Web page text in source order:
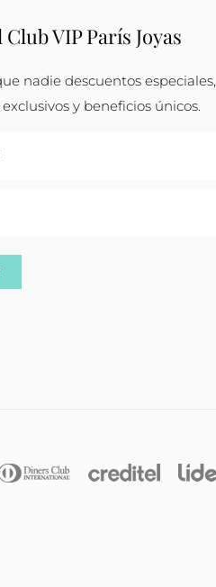
VIP París Joyas
nadie descuentos especiales,
y beneficios únicos.